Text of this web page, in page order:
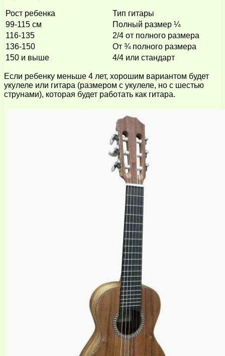
Рост ребенка
Тип гитары
99-115 см
Полный размер ¼
116-135
2/4 от полного размера
136-150
От ¾ полного размера
150 и выше
4/4 или стандарт
Если ребенку меньше 4 лет, хорошим вариантом будет
укулеле или гитара (размером с укулеле, но с шестью
струнами), которая будет работать как гитара.